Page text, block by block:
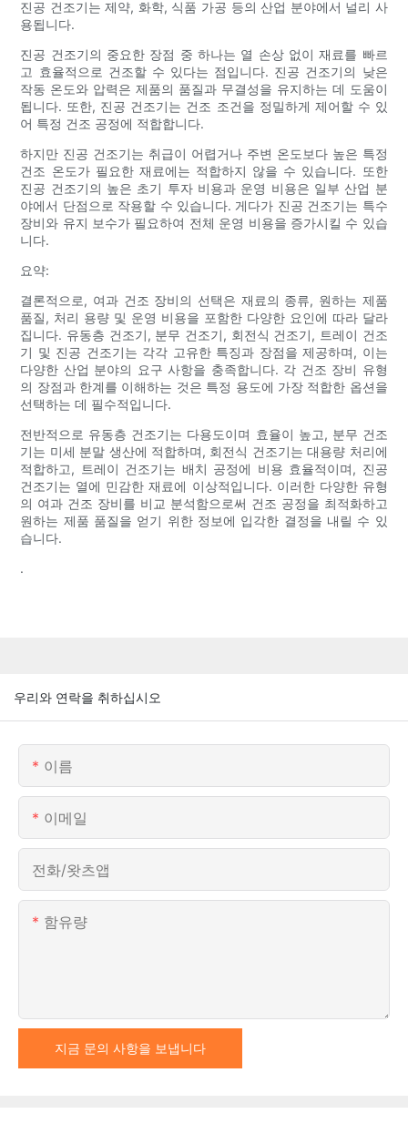
진공 건조기는 제약, 화학, 식품 가공 등의 산업 분야에서 널리 사
용됩니다.
진공 건조기의 중요한 장점 중 하나는 열 손상 없이 재료를 빠르
고 효율적으로 건조할 수 있다는 점입니다. 진공 건조기의 낮은
작동 온도와 압력은 제품의 품질과 무결성을 유지하는 데 도움이
됩니다. 또한, 진공 건조기는 건조 조건을 정밀하게 제어할 수 있
어 특정 건조 공정에 적합합니다.
하지만 진공 건조기는 취급이 어렵거나 주변 온도보다 높은 특정
건조 온도가 필요한 재료에는 적합하지 않을 수 있습니다. 또한
진공 건조기의 높은 초기 투자 비용과 운영 비용은 일부 산업 분
야에서 단점으로 작용할 수 있습니다. 게다가 진공 건조기는 특수
장비와 유지 보수가 필요하여 전체 운영 비용을 증가시킬 수 있습
니다.
요약:
결론적으로, 여과 건조 장비의 선택은 재료의 종류, 원하는 제품
품질, 처리 용량 및 운영 비용을 포함한 다양한 요인에 따라 달라
집니다. 유동층 건조기, 분무 건조기, 회전식 건조기, 트레이 건조
기 및 진공 건조기는 각각 고유한 특징과 장점을 제공하며, 이는
다양한 산업 분야의 요구 사항을 충족합니다. 각 건조 장비 유형
의 장점과 한계를 이해하는 것은 특정 용도에 가장 적합한 옵션을
선택하는 데 필수적입니다.
전반적으로 유동층 건조기는 다용도이며 효율이 높고, 분무 건조
기는 미세 분말 생산에 적합하며, 회전식 건조기는 대용량 처리에
적합하고, 트레이 건조기는 배치 공정에 비용 효율적이며, 진공
건조기는 열에 민감한 재료에 이상적입니다. 이러한 다양한 유형
의 여과 건조 장비를 비교 분석함으로써 건조 공정을 최적화하고
원하는 제품 품질을 얻기 위한 정보에 입각한 결정을 내릴 수 있
습니다.
.
우리와 연락을 취하십시오
이름
이메일
전화/왓츠앱
함유량
지금 문의 사항을 보냅니다